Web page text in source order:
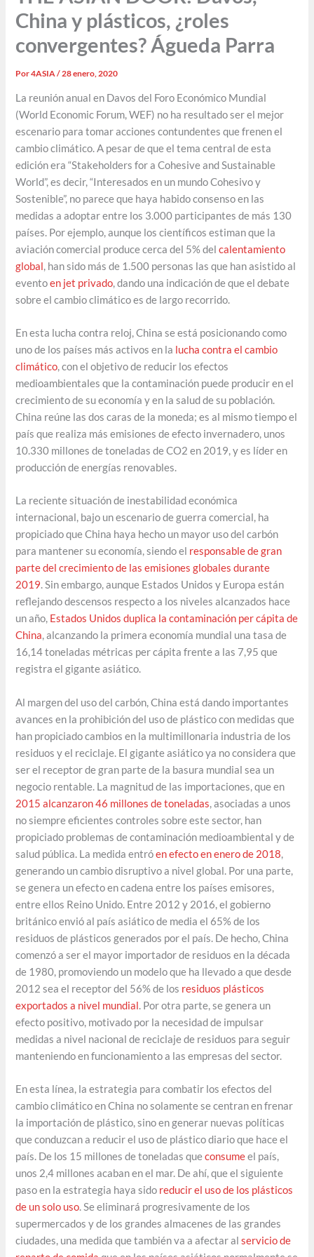
China y plásticos, ¿roles
convergentes? Águeda Parra
Por4ASIA/28 enero, 2020
La reunión anual en Davos del Foro Económico Mundial
(World Economic Forum, WEF) no ha resultado ser el mejor
escenario para tomar acciones contundentes que frenen el
cambio climático. A pesar de que el tema central de esta
edición era “Stakeholders for a Cohesive and Sustainable
World”, es decir, “Interesados en un mundo Cohesivo y
Sostenible”, no parece que haya habido consenso en las
medidas a adoptar entre los 3.000 participantes de más 130
países. Por ejemplo, aunque los científicos estiman que la
aviación comercial produce cerca del 5% delcalentamiento
global, han sido más de 1.500 personas las que han asistido al
eventoen jet privado, dando una indicación de que el debate
sobre el cambio climático es de largo recorrido.
En esta lucha contra reloj, China se está posicionando como
uno de los países más activos en la lucha contra el cambio
climático, con el objetivo de reducir los efectos
medioambientales que la contaminación puede producir en el
crecimiento de su economía y en la salud de su población.
China reúne las dos caras de la moneda; es al mismo tiempo el
país que realiza más emisiones de efecto invernadero, unos
10.330 millones de toneladas de CO2 en 2019, y es líder en
producción de energías renovables.
La reciente situación de inestabilidad económica
internacional, bajo un escenario de guerra comercial, ha
propiciado que China haya hecho un mayor uso del carbón
para mantener su economía, siendo el responsable de gran
parte del crecimiento de las emisiones globales durante
2019. Sin embargo, aunque Estados Unidos y Europa están
reflejando descensos respecto a los niveles alcanzados hace
un año, Estados Unidos duplica la contaminación per cápita de
China, alcanzando la primera economía mundial una tasa de
16,14 toneladas métricas per cápita frente a las 7,95 que
registra el gigante asiático.
Al margen del uso del carbón, China está dando importantes
avances en la prohibición del uso de plástico con medidas que
han propiciado cambios en la multimillonaria industria de los
residuos y el reciclaje. El gigante asiático ya no considera que
ser el receptor de gran parte de la basura mundial sea un
negocio rentable. La magnitud de las importaciones, que en
2015 alcanzaron 46 millones de toneladas, asociadas a unos
no siempre eficientes controles sobre este sector, han
propiciado problemas de contaminación medioambiental y de
salud pública. La medida entróen efecto en enero de 2018,
generando un cambio disruptivo a nivel global. Por una parte,
se genera un efecto en cadena entre los países emisores,
entre ellos Reino Unido. Entre 2012 y 2016, el gobierno
británico envió al país asiático de media el 65% de los
residuos de plásticos generados por el país. De hecho, China
comenzó a ser el mayor importador de residuos en la década
de 1980, promoviendo un modelo que ha llevado a que desde
2012 sea el receptor del 56% de los residuos plásticos
exportados a nivel mundial. Por otra parte, se genera un
efecto positivo, motivado por la necesidad de impulsar
medidas a nivel nacional de reciclaje de residuos para seguir
manteniendo en funcionamiento a las empresas del sector.
En esta línea, la estrategia para combatir los efectos del
cambio climático en China no solamente se centran en frenar
la importación de plástico, sino en generar nuevas políticas
que conduzcan a reducir el uso de plástico diario que hace el
país. De los 15 millones de toneladas queconsumeel país,
unos 2,4 millones acaban en el mar. De ahí, que el siguiente
paso en la estrategia haya sido reducir el uso de los plásticos
de un solo uso. Se eliminará progresivamente de los
supermercados y de los grandes almacenes de las grandes
ciudades, una medida que también va a afectar alservicio de